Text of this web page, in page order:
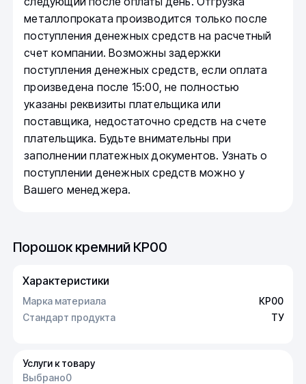
металлопроката производится только после
поступления денежных средств на расчетный
счет компании. Возможны задержки
поступления денежных средств, если оплата
произведена после 15:00, не полностью
указаны реквизиты плательщика или
поставщика, недостаточно средств на счете
плательщика. Будьте внимательны при
заполнении платежных документов. Узнать о
поступлении денежных средств можно у
Вашего менеджера.
Порошок кремний КР00
Характеристики
Марка материала
КР00
Стандарт продукта
ТУ
Услуги к товару
Выбрано0